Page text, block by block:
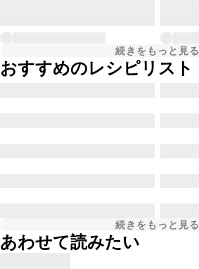
続きをもっと見る
おすすめのレシピリスト
続きをもっと見る
あわせて読みたい